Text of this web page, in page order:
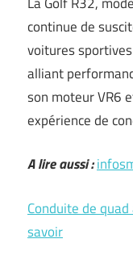
continue de
voitures
alliant
son moteur VR6
expérience de
A lire aussi :
Conduite de
savoir